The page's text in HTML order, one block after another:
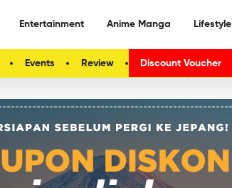
Entertainment Anime Manga Lifestyle
Events Review Discount Voucher